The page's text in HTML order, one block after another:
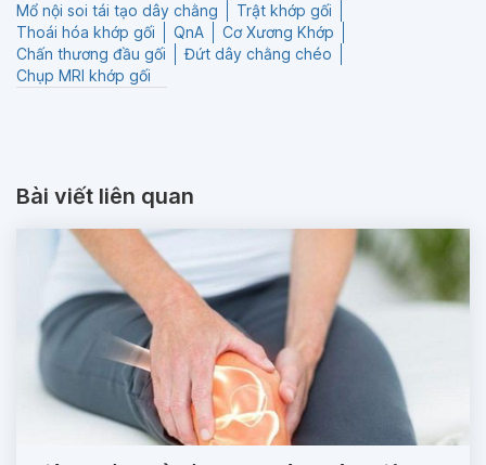
Mổ nội soi tái tạo dây chằng
Trật khớp gối
Thoái hóa khớp gối
QnA
Cơ Xương Khớp
Chấn thương đầu gối
Đứt dây chằng chéo
Chụp MRI khớp gối
Bài viết liên quan